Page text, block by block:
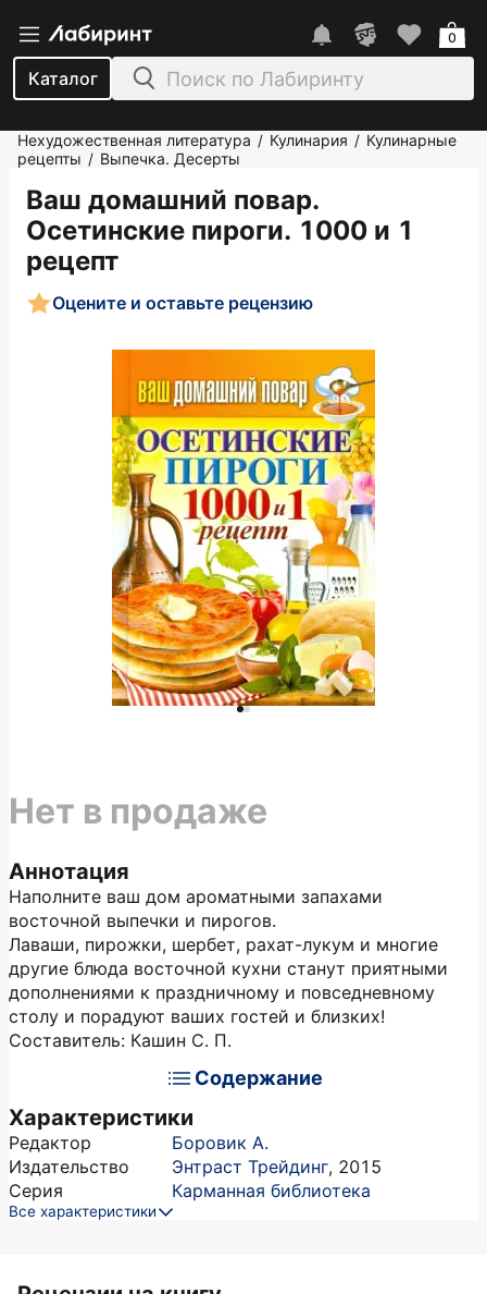
Каталог
0
Нехудожественная литература / Кулинария / Кулинарные
рецепты / Выпечка. Десерты
Ваш домашний повар.
Осетинские пироги. 1000 и 1
рецепт
Оцените и оставьте рецензию
Аннотация
Наполните ваш дом ароматными запахами
восточной выпечки и пирогов.
Лаваши, пирожки, шербет, рахат-лукум и многие
другие блюда восточной кухни станут приятными
дополнениями к праздничному и повседневному
столу и порадуют ваших гостей и близких!
Составитель: Кашин С. П.
Содержание
Характеристики
Редактор
Боровик А.
Издательство
Энтраст Трейдинг, 2015
Серия
Карманная библиотека
Все характеристики
Нет в продаже